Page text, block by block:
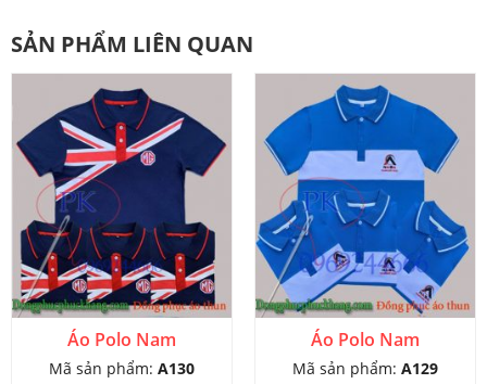
SẢN PHẨM LIÊN QUAN
Áo Polo Nam
Mã sản phẩm: A130
Áo Polo Nam
Mã sản phẩm: A129